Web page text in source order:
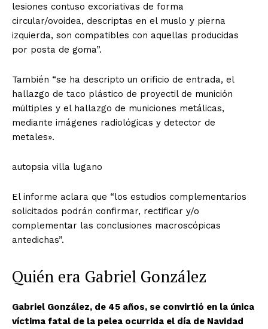
lesiones contuso excoriativas de forma
circular/ovoidea, descriptas en el muslo y pierna
izquierda, son compatibles con aquellas producidas
por posta de goma”.
También “se ha descripto un orificio de entrada, el
hallazgo de taco plástico de proyectil de munición
múltiples y el hallazgo de municiones metálicas,
mediante imágenes radiológicas y detector de
metales».
autopsia villa lugano
El informe aclara que “los estudios complementarios
solicitados podrán confirmar, rectificar y/o
complementar las conclusiones macroscópicas
antedichas”.
Quién era Gabriel González
Gabriel González, de 45 años, se convirtió en la única
víctima fatal de la pelea ocurrida el día de Navidad